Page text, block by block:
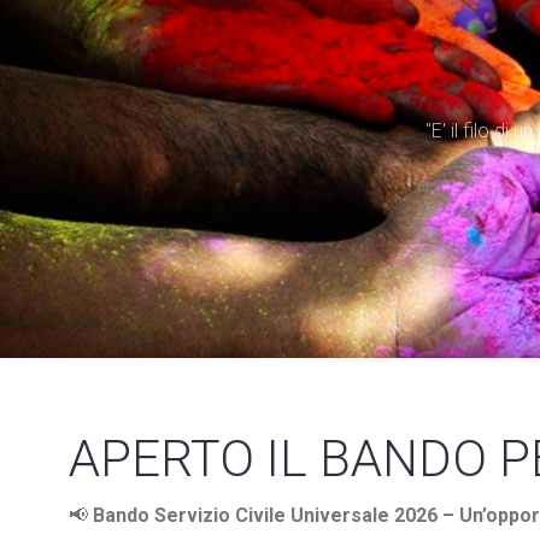
"E' il filo di
APERTO IL BANDO
📢 Bando Servizio Civile Universale 2026 –